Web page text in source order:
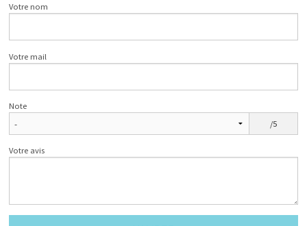
Votre nom
Votre mail
Note
/5
Votre avis